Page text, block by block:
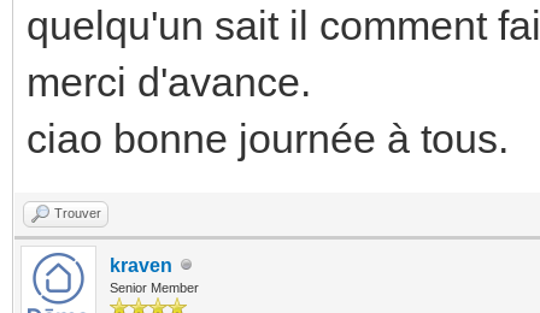
quelqu'un sait il comment
merci d'avance.
ciao bonne journée à tous.
Trouver
kraven
Senior Member